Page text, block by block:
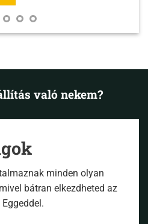
való nekem?
minden olyan
bátran elkezdheted az